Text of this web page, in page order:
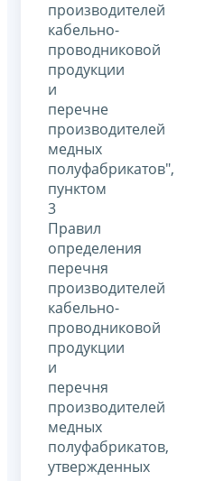
производителей
кабельно-
проводниковой
продукции
и
перечне
производителей
медных
полуфабрикатов",
пунктом
3
Правил
определения
перечня
производителей
кабельно-
проводниковой
продукции
и
перечня
производителей
медных
полуфабрикатов,
утвержденных